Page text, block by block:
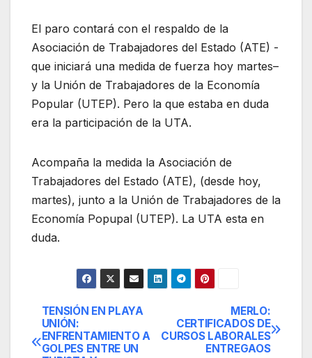
El paro contará con el respaldo de la
Asociación de Trabajadores del Estado (ATE) -
que iniciará una medida de fuerza hoy martes–
y la Unión de Trabajadores de la Economía
Popular (UTEP). Pero la que estaba en duda
era la participación de la UTA.
Acompaña la medida la Asociación de
Trabajadores del Estado (ATE), (desde hoy,
martes), junto a la Unión de Trabajadores de la
Economía Popupal (UTEP). La UTA esta en
duda.
Navegación
de
MERLO:
CERTIFICADOS DE
CURSOS LABORALES
ENTREGAOS
TENSIÓN EN PLAYA
UNIÓN:
ENFRENTAMIENTO A
GOLPES ENTRE UN